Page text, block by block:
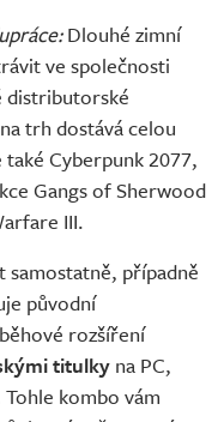
Dlouhé zimní
ve společnosti
distributorské
trh dostává celou
Cyberpunk 2077,
Gangs of Sherwood
III.
samostatně, případně
původní
rozšíření
titulkyna PC,
Tohle kombo vám